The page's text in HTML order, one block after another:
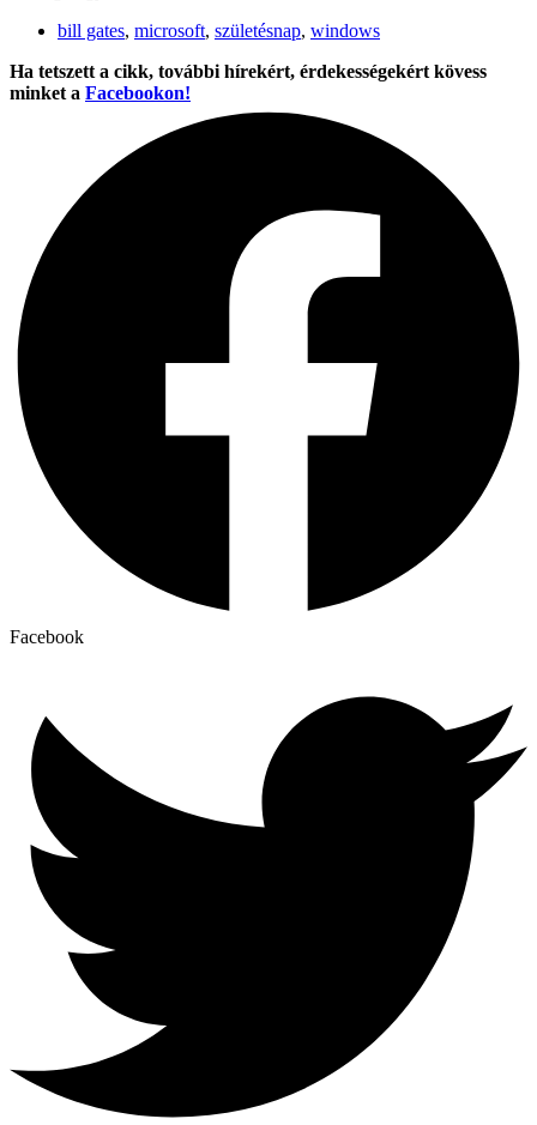
bill gates, microsoft, születésnap, windows
Ha tetszett a cikk, további hírekért, érdekességekért kövess
minket a Facebookon!
Facebook